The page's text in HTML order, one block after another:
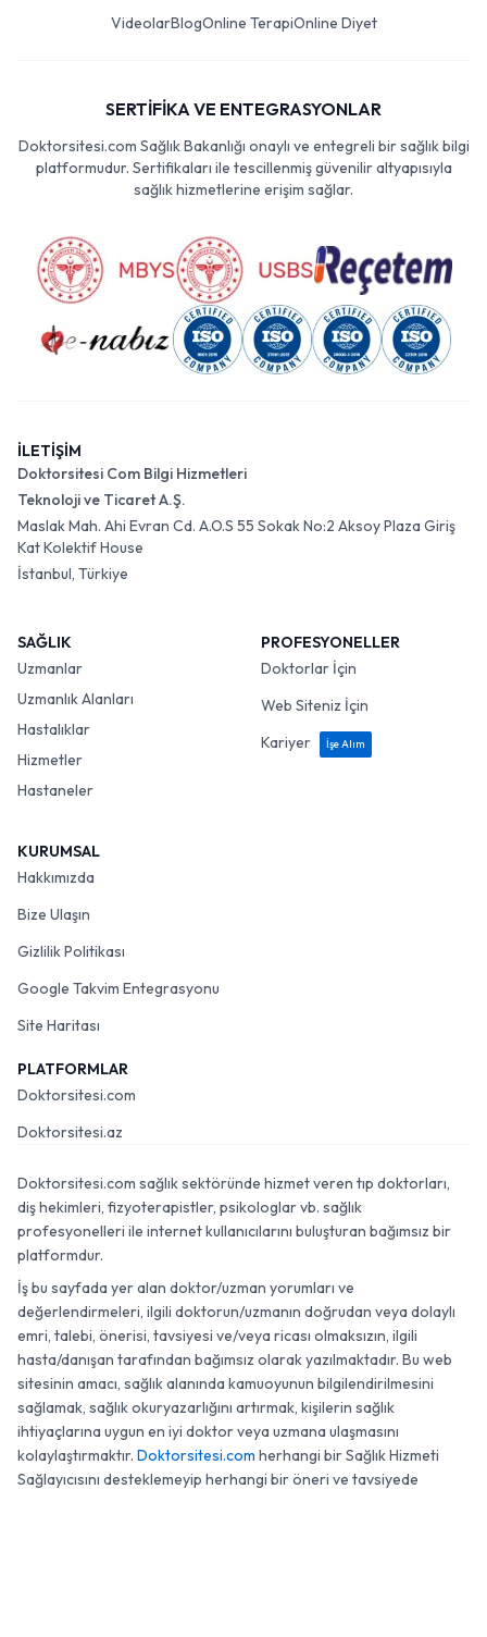
VideolarBlogOnline TerapiOnline Diyet
SERTİFİKA VE ENTEGRASYONLAR
Doktorsitesi.com Sağlık Bakanlığı onaylı ve entegreli bir sağlık bilgi
platformudur. Sertifikaları ile tescillenmiş güvenilir altyapısıyla
sağlık hizmetlerine erişim sağlar.
İLETİŞİM
Doktorsitesi Com Bilgi Hizmetleri
Teknoloji ve Ticaret A.Ş.
Maslak Mah. Ahi Evran Cd. A.O.S 55 Sokak No:2 Aksoy Plaza Giriş
Kat Kolektif House
İstanbul, Türkiye
SAĞLIK
Uzmanlar
Uzmanlık Alanları
Hastalıklar
Hizmetler
Hastaneler
PROFESYONELLER
Doktorlar İçin
Web Siteniz İçin
Kariyer
İşe Alım
KURUMSAL
Hakkımızda
Bize Ulaşın
Gizlilik Politikası
Google Takvim Entegrasyonu
Site Haritası
PLATFORMLAR
Doktorsitesi.com
Doktorsitesi.az
Doktorsitesi.com sağlık sektöründe hizmet veren tıp doktorları,
diş hekimleri, fizyoterapistler, psikologlar vb. sağlık
profesyonelleri ile internet kullanıcılarını buluşturan bağımsız bir
platformdur.
İş bu sayfada yer alan doktor/uzman yorumları ve
değerlendirmeleri, ilgili doktorun/uzmanın doğrudan veya dolaylı
emri, talebi, önerisi, tavsiyesi ve/veya ricası olmaksızın, ilgili
hasta/danışan tarafından bağımsız olarak yazılmaktadır. Bu web
sitesinin amacı, sağlık alanında kamuoyunun bilgilendirilmesini
sağlamak, sağlık okuryazarlığını artırmak, kişilerin sağlık
ihtiyaçlarına uygun en iyi doktor veya uzmana ulaşmasını
kolaylaştırmaktır. Doktorsitesi.com herhangi bir Sağlık Hizmeti
Sağlayıcısını desteklemeyip herhangi bir öneri ve tavsiyede